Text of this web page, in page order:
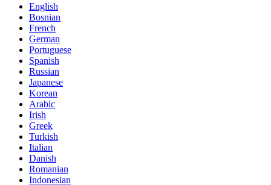
English
Bosnian
French
German
Portuguese
Spanish
Russian
Japanese
Korean
Arabic
Irish
Greek
Turkish
Italian
Danish
Romanian
Indonesian